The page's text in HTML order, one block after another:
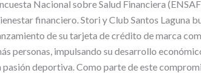
Nacional sobre Salud Financiera
financiero. Stori y Club Santos Laguna
de su tarjeta de crédito de marca
personas, impulsando su desarrollo
pasión deportiva. Como parte de este